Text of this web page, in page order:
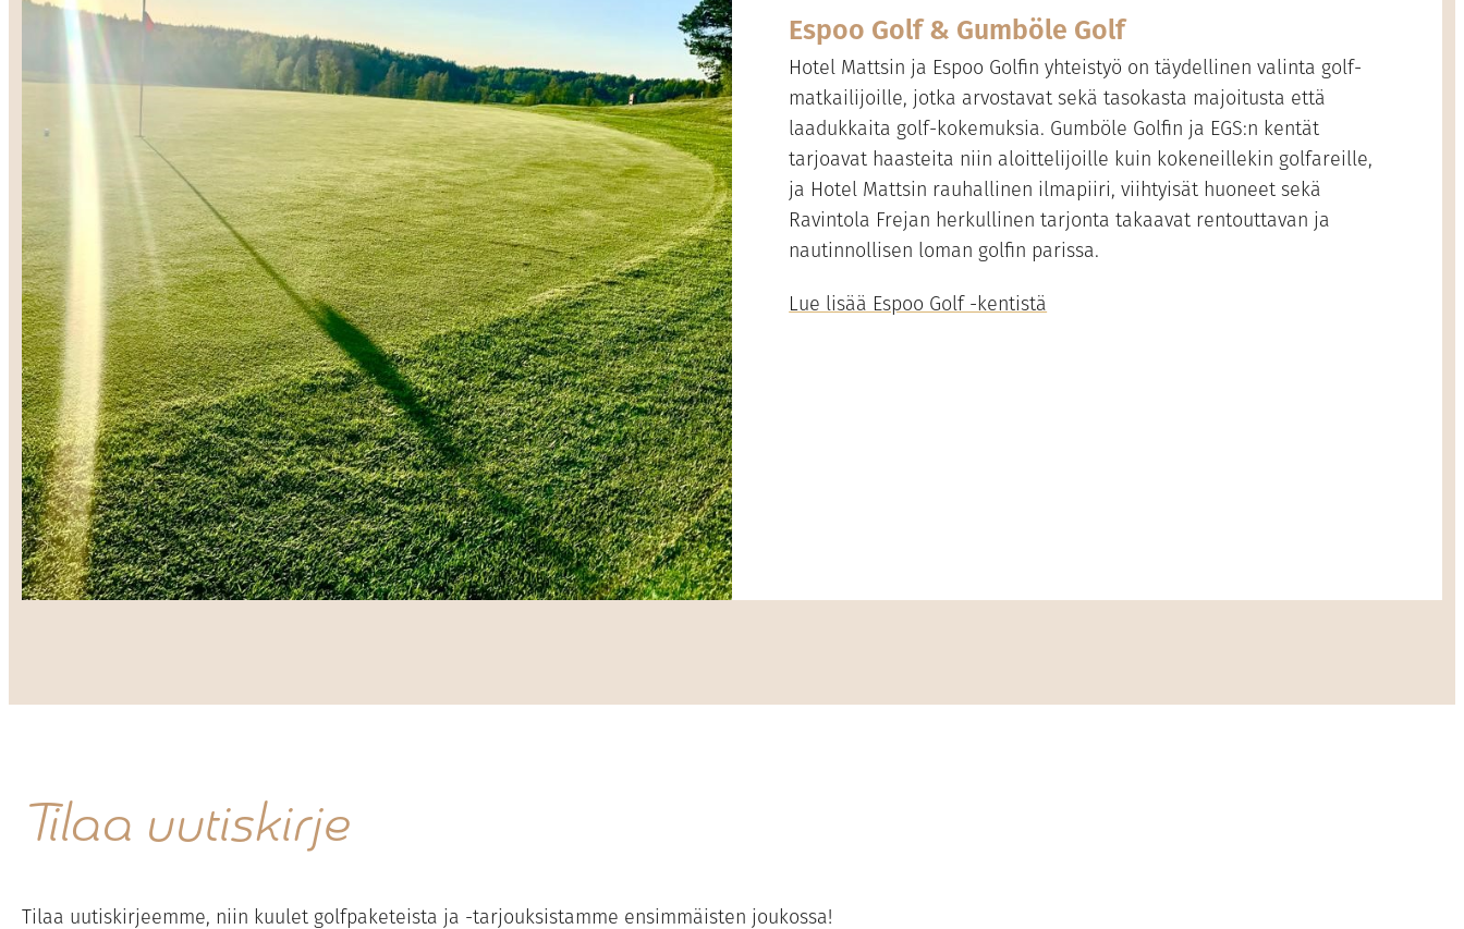
Espoo Golf & Gumböle Golf
Hotel Mattsin ja Espoo Golfin yhteistyö on täydellinen valinta golf-
matkailijoille, jotka arvostavat sekä tasokasta majoitusta että
laadukkaita golf-kokemuksia. Gumböle Golfin ja EGS:n kentät
tarjoavat haasteita niin aloittelijoille kuin kokeneillekin golfareille,
ja Hotel Mattsin rauhallinen ilmapiiri, viihtyisät huoneet sekä
Ravintola Frejan herkullinen tarjonta takaavat rentouttavan ja
nautinnollisen loman golfin parissa.
Lue lisää Espoo Golf -kentistä
Tilaa uutiskirje
Tilaa uutiskirjeemme, niin kuulet golfpaketeista ja -tarjouksistamme ensimmäisten joukossa!